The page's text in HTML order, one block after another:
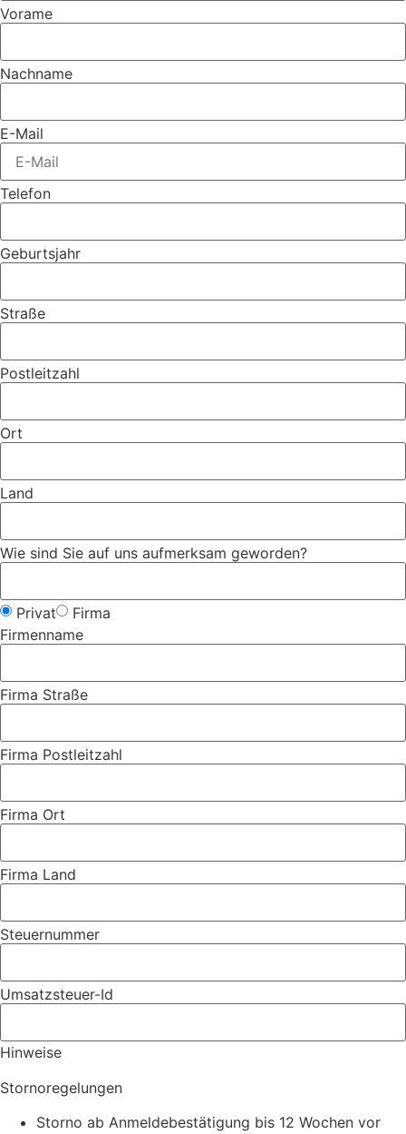
Vorame
Nachname
E-Mail
Telefon
Geburtsjahr
Straße
Postleitzahl
Ort
Land
Wie sind Sie auf uns aufmerksam geworden?
Privat
Firma
Firmenname
Firma Straße
Firma Postleitzahl
Firma Ort
Firma Land
Steuernummer
Umsatzsteuer-Id
Hinweise
Stornoregelungen
Storno ab Anmeldebestätigung bis 12 Wochen vor